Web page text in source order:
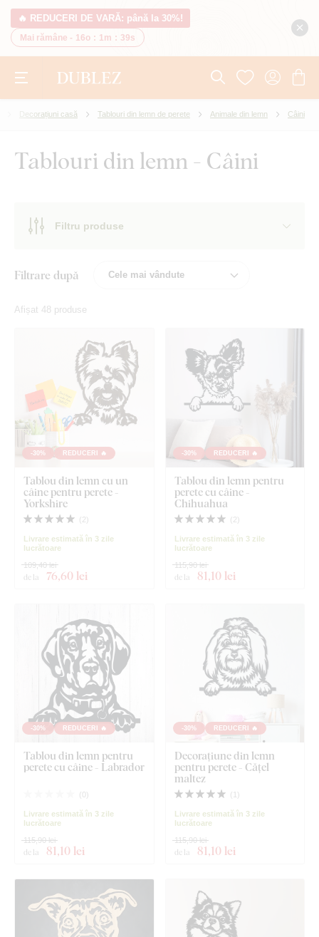
🔥 REDUCERI DE VARĂ: până la 30%!
Mai rămâne - 16o : 1m : 39s
Decorațiuni casă Tablouri din lemn de perete Animale din lemn Câini
Tablouri din lemn - Câini
Filtru produse
Filtrare după
Afișat 48 produse
-30% REDUCERI 🔥
Tablou din lemn cu un
câine pentru perete -
Yorkshire
( 2)
Livrare estimată în 3 zile
lucrătoare
de la 76,60 lei
109,40 lei
-30% REDUCERI 🔥
Tablou din lemn pentru
perete cu câine -
Chihuahua
( 2)
Livrare estimată în 3 zile
lucrătoare
de la 81,10 lei
115,90 lei
-30% REDUCERI 🔥
Tablou din lemn pentru
perete cu câine - Labrador
( 0)
Livrare estimată în 3 zile
lucrătoare
de la 81,10 lei
115,90 lei
-30% REDUCERI 🔥
Decorațiune din lemn
pentru perete - Cățel
maltez
( 1 )
Livrare estimată în 3 zile
lucrătoare
de la 81,10 lei
115,90 lei